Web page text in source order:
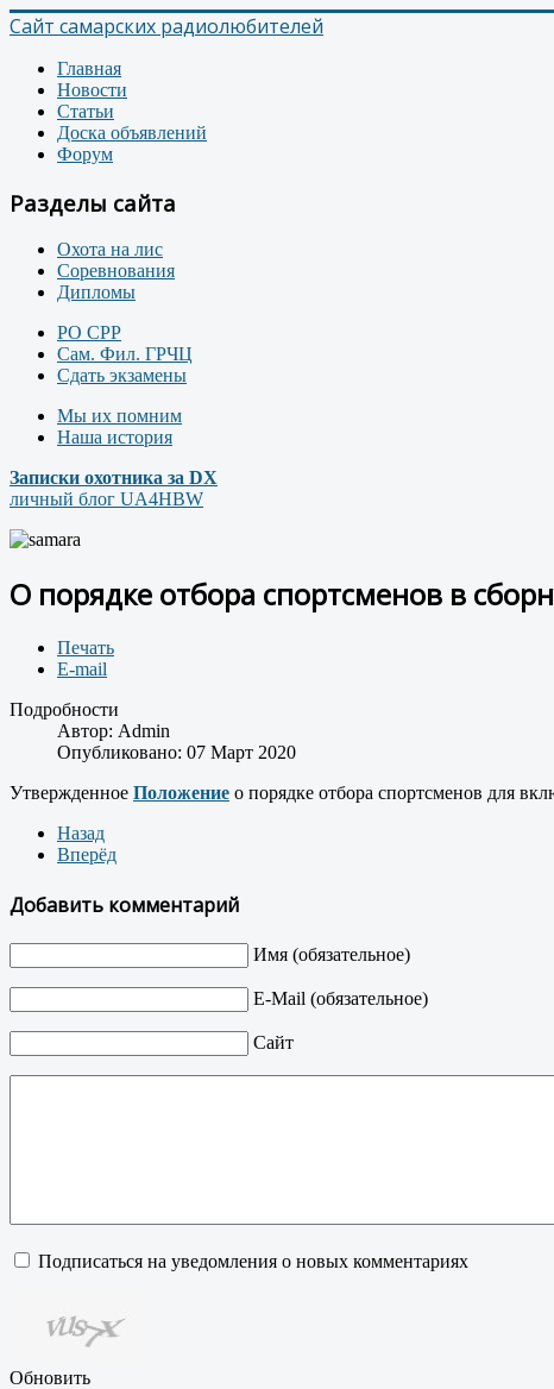
Сайт самарских радиолюбителей
Главная
Новости
Статьи
Доска объявлений
Форум
Разделы сайта
Охота на лис
Соревнования
Дипломы
РО СРР
Сам. Фил. ГРЧЦ
Сдать экзамены
Мы их помним
Наша история
Записки охотника за DX
личный блог UA4HBW
О порядке отбора спортсменов в
Печать
E-mail
Подробности
Автор: Admin
Опубликовано: 07 Март 2020
Утвержденное Положение о порядке отбора спортсменов для
Назад
Вперёд
Добавить комментарий
Имя (обязательное)
E-Mail (обязательное)
Сайт
Подписаться на уведомления о новых комментариях
Обновить